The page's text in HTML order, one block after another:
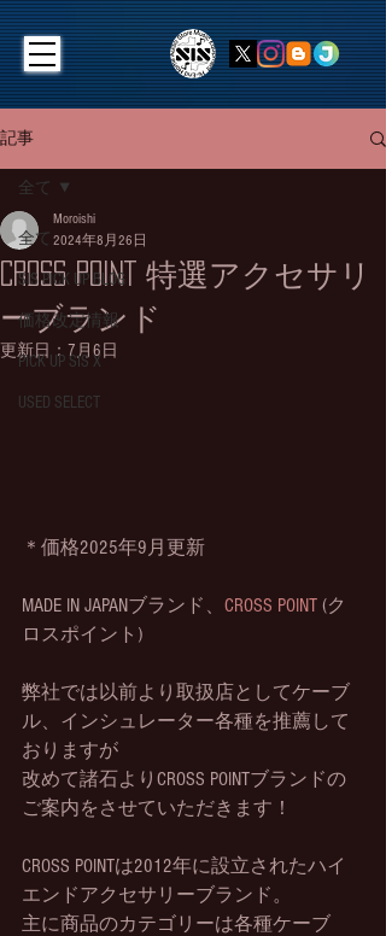
記事
全て
SIS PICK UP BLOG
価格改定情報
PICK UP SIS X
USED SELECT
全て
CROSS POINT 特選アクセサリ
ーブランド
Moroishi
2024年8月26日
更新日：7月6日
＊価格2025年9月更新
MADE IN JAPANブランド、 CROSS POINT (ク
ロスポイント)
弊社では以前より取扱店としてケーブ
ル、インシュレーター各種を推薦して
おりますが
改めて諸石よりCROSS POINTブランドの
ご案内をさせていただきます！
CROSS POINTは2012年に設立されたハイ
エンドアクセサリーブランド。
主に商品のカテゴリーは各種ケーブ